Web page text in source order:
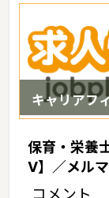
キャリアフ
保育・栄養
V】／メル